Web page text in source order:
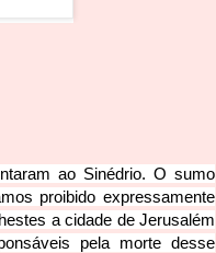
ao Sinédrio. O sumo
proibido expressamente
a cidade de Jerusalém
pela morte desse